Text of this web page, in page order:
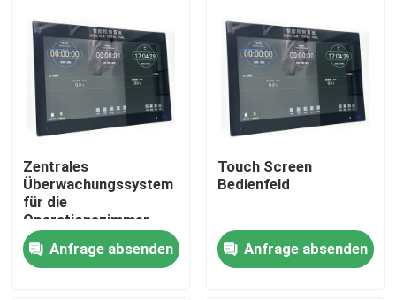
Haus
Produkte
Zentrales
Überwachungssystem
für die
Operationszimmer -
All-in-One-
Bedienlösung mit 6-
Systemintegration
Anfrage absenden
Touch Screen
Bedienfeld
Anfrage absenden